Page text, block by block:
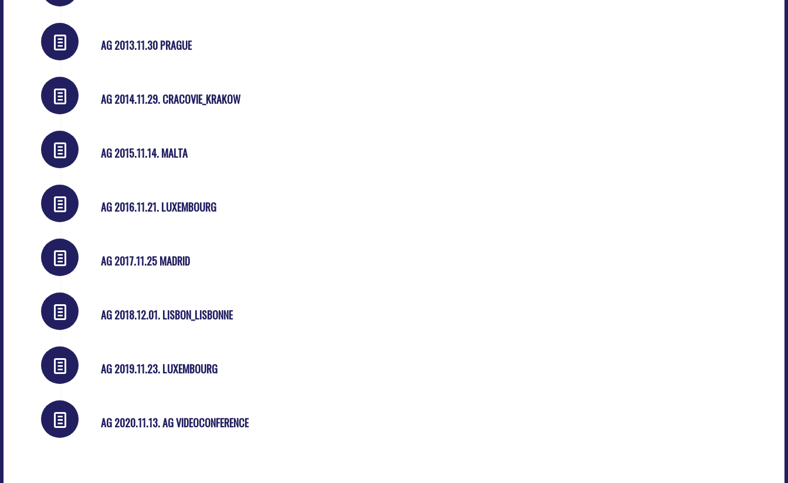
AG 2013.11.30 PRAGUE
AG 2014.11.29. CRACOVIE_KRAKOW
AG 2015.11.14. MALTA
AG 2016.11.21. LUXEMBOURG
AG 2017.11.25 MADRID
AG 2018.12.01. LISBON_LISBONNE
AG 2019.11.23. LUXEMBOURG
AG 2020.11.13. AG VIDEOCONFERENCE